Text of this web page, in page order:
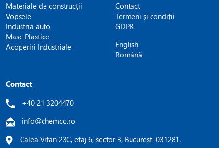
Materiale de construcții
Vopsele
Industria auto
Mase Plastice
Acoperiri Industriale
Contact
Termeni și condiții
GDPR
English
Română
Contact
+40 21 3204470
info@chemco.ro
Calea Vitan 23C, etaj 6, sector 3, București 031281.